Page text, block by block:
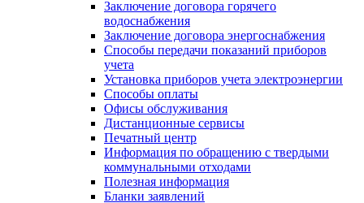
Заключение договора горячего
водоснабжения
Заключение договора энергоснабжения
Способы передачи показаний приборов
учета
Установка приборов учета электроэнергии
Способы оплаты
Офисы обслуживания
Дистанционные сервисы
Печатный центр
Информация по обращению с твердыми
коммунальными отходами
Полезная информация
Бланки заявлений